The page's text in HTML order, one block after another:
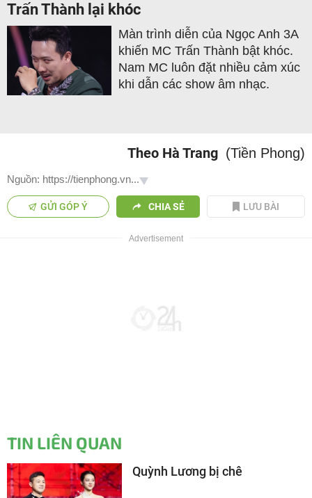
Trấn Thành lại khóc
Màn trình diễn của Ngọc Anh 3A
khiến MC Trấn Thành bật khóc.
Nam MC luôn đặt nhiều cảm xúc
khi dẫn các show âm nhạc.
Theo Hà Trang (Tiền Phong)
Nguồn: https://tienphong.vn...
GỬI GÓP Ý CHIA SẺ LƯU BÀI
TIN LIÊN QUAN
Quỳnh Lương bị chê